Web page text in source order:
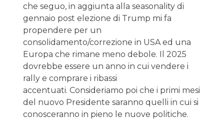
che seguo, in aggiunta alla seasonality di
gennaio post elezione di Trump mi fa
propendere per un
consolidamento/correzione in USA ed una
Europa che rimane meno debole. Il 2025
dovrebbe essere un anno in cui vendere i
rally e comprare i ribassi
accentuati. Consideriamo poi che i primi mesi
del nuovo Presidente saranno quelli in cui si
conosceranno in pieno le nuove politiche.